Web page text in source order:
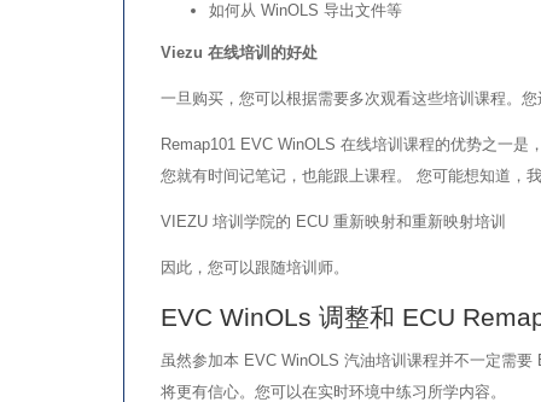
如何从 WinOLS 导出文件等
Viezu 在线培训的好处
一旦购买，您可以根据需要多次观看这些培训课程。
Remap101 EVC WinOLS 在线培训课程的优势之一
您就有时间记笔记，也能跟上课程。 您可能想知道，
VIEZU 培训学院的 ECU 重新映射和重新映射培训
因此，您可以跟随培训师。
EVC WinOLs 调整和 ECU
虽然参加本 EVC WinOLS 汽油培训课程并不一定需
将更有信心。您可以在实时环境中练习所学内容。